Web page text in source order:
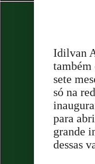
Idilvan
também
sete
só na
para
grande
dessas